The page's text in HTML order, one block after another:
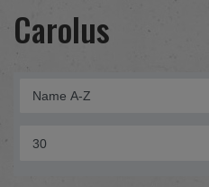
Carolus